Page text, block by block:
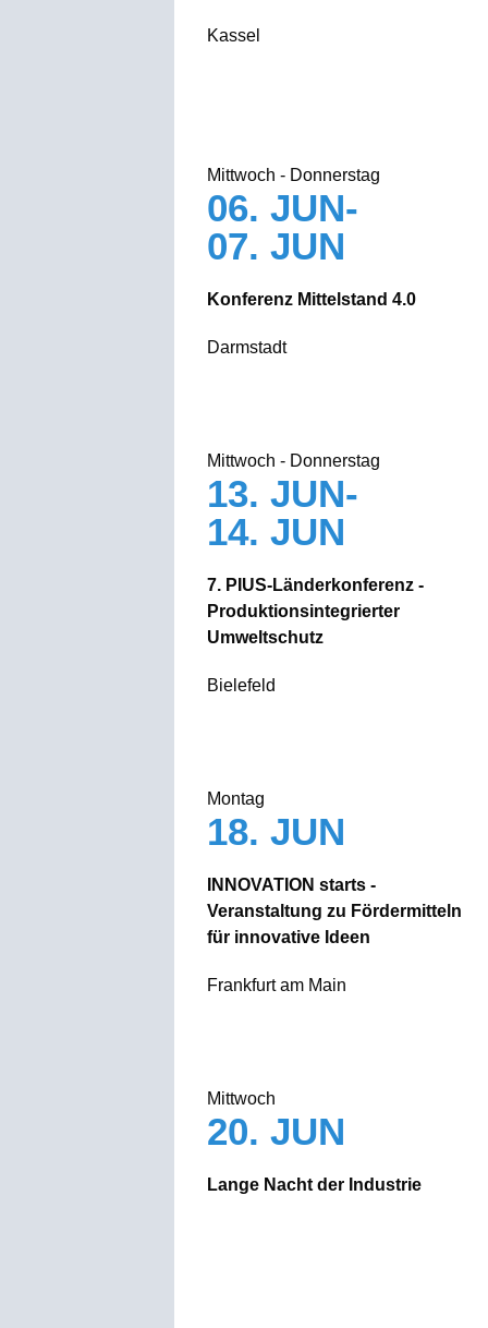
Kassel
Mittwoch - Donnerstag
06. JUN-
07. JUN
Konferenz Mittelstand 4.0
Darmstadt
Mittwoch - Donnerstag
13. JUN-
14. JUN
7. PIUS-Länderkonferenz -
Produktionsintegrierter
Umweltschutz
Bielefeld
Montag
18. JUN
INNOVATION starts -
Veranstaltung zu Fördermitteln
für innovative Ideen
Frankfurt am Main
Mittwoch
20. JUN
Lange Nacht der Industrie